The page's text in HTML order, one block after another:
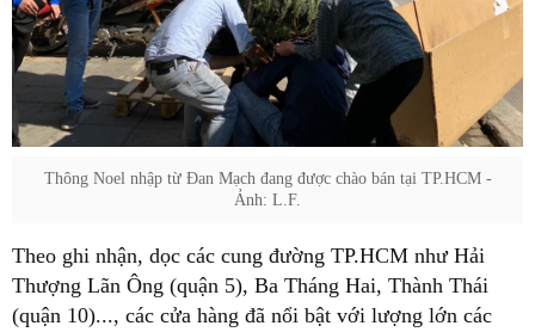
Thông Noel nhập từ Đan Mạch đang được chào bán tại TP.HCM -
Ảnh: L.F.
Theo ghi nhận, dọc các cung đường TP.HCM như Hải
Thượng Lãn Ông (quận 5), Ba Tháng Hai, Thành Thái
(quận 10)..., các cửa hàng đã nổi bật với lượng lớn các